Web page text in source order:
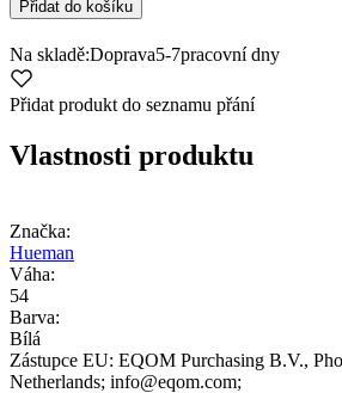
Přidat do košíku
Na skladě:Doprava5-7pracovní dny
Přidat produkt do seznamu přání
Vlastnosti produktu
Značka:
Hueman
Váha:
54
Barva:
Bílá
Zástupce EU: EQOM Purchasing B.V.,
Netherlands; info@eqom.com;